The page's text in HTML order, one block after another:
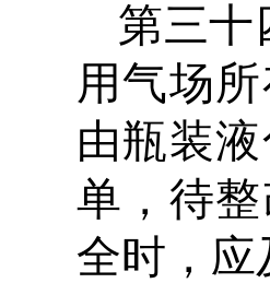
第三十
用气场
由瓶装
单，待
全时，应